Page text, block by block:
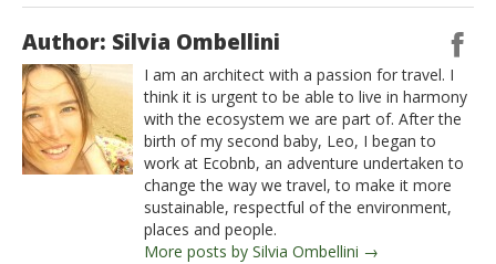
Author: Silvia Ombellini
I am an architect with a passion for travel. I
think it is urgent to be able to live in harmony
with the ecosystem we are part of. After the
birth of my second baby, Leo, I began to
work at Ecobnb, an adventure undertaken to
change the way we travel, to make it more
sustainable, respectful of the environment,
places and people.
More posts by Silvia Ombellini →